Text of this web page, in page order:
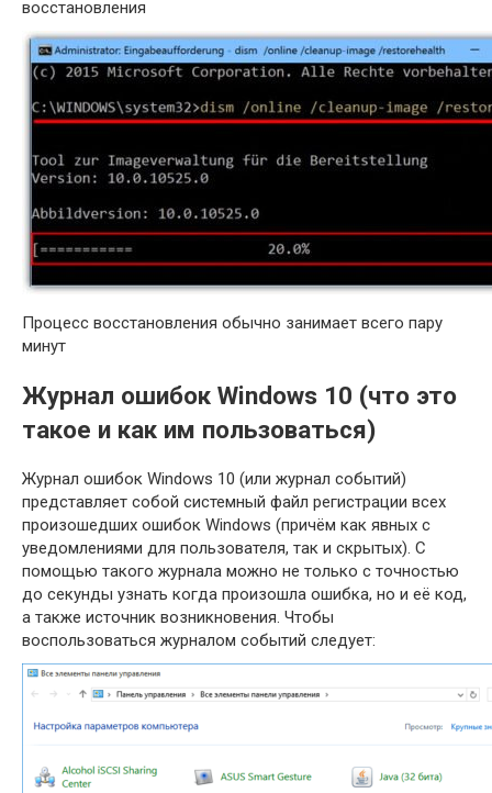
восстановления
Процесс восстановления обычно занимает всего пару
минут
Журнал ошибок Windows 10 (что это
такое и как им пользоваться)
Журнал ошибок Windows 10 (или журнал событий)
представляет собой системный файл регистрации всех
произошедших ошибок Windows (причём как явных с
уведомлениями для пользователя, так и скрытых). С
помощью такого журнала можно не только с точностью
до секунды узнать когда произошла ошибка, но и её код,
а также источник возникновения. Чтобы
воспользоваться журналом событий следует: